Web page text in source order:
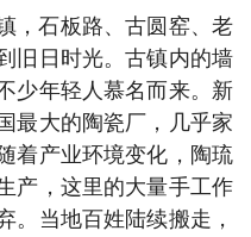
，石板路、古圆窑、老
旧日时光。古镇内的墙
少年轻人慕名而来。新
最大的陶瓷厂，几乎家
着产业环境变化，陶琉
产，这里的大量手工作
。当地百姓陆续搬走，